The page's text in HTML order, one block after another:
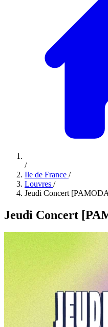
/
Ile de France /
Louvres /
Jeudi Concert
Jeudi Concert